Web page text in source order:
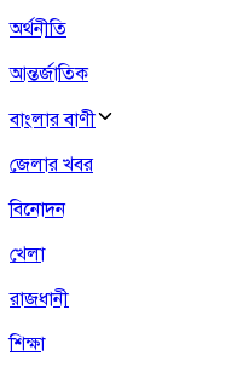
অর্থনীতি
আন্তর্জাতিক
বাংলার বাণী
জেলার খবর
বিনোদন
খেলা
রাজধানী
শিক্ষা